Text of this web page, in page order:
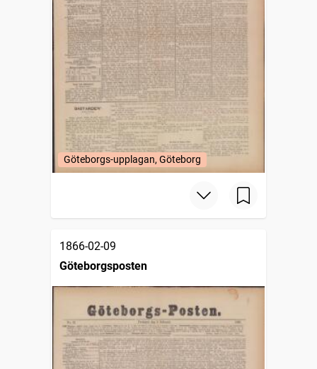
Göteborgs-upplagan, Göteborg
1866-02-09
Göteborgsposten